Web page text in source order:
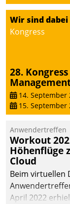
Wir sind dabei
Kongress
28.
14. September
15. September
Anwendertreffen
Workout
Höhenflüge
Cloud
Beim virtuellen
April 2022